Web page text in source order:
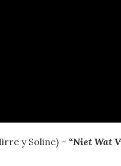
y Soline) – “Niet Wat